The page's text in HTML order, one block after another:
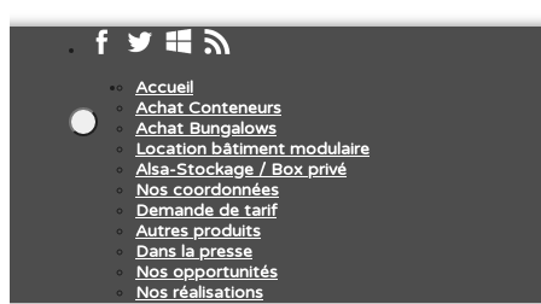
Accueil
Achat Conteneurs
Achat Bungalows
Location bâtiment modulaire
Alsa-Stockage / Box privé
Nos coordonnées
Demande de tarif
Autres produits
Dans la presse
Nos opportunités
Nos réalisations